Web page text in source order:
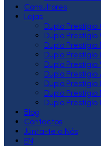
Consultores
Lojas
Duplo Prestígio
Duplo Prestígio
Duplo Prestígio
Duplo Prestígio
Duplo Prestígio
Duplo Prestígio
Duplo Prestígio
Duplo Prestígio
Duplo Prestígio
Blog
Contactos
Junta-te a Nós
EN